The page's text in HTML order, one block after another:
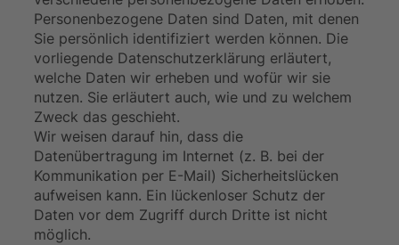
Personenbezogene Daten sind Daten, mit denen
Sie persönlich identifiziert werden können. Die
vorliegende Datenschutzerklärung erläutert,
welche Daten wir erheben und wofür wir sie
nutzen. Sie erläutert auch, wie und zu welchem
Zweck das geschieht.
Wir weisen darauf hin, dass die
Datenübertragung im Internet (z. B. bei der
Kommunikation per E-Mail) Sicherheitslücken
aufweisen kann. Ein lückenloser Schutz der
Daten vor dem Zugriff durch Dritte ist nicht
möglich.